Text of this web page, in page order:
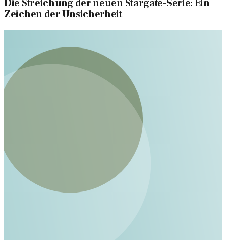
Die Streichung der neuen Stargate-Serie: Ein
Zeichen der Unsicherheit